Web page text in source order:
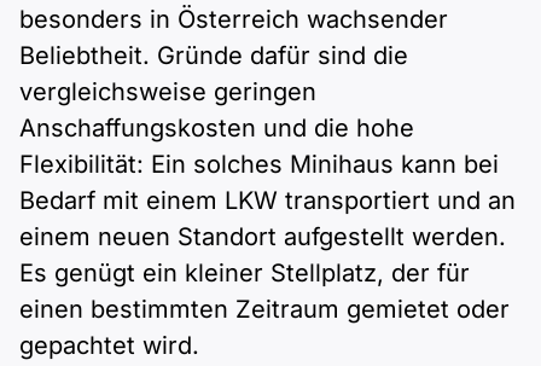
besonders in Österreich wachsender
Beliebtheit. Gründe dafür sind die
vergleichsweise geringen
Anschaffungskosten und die hohe
Flexibilität: Ein solches Minihaus kann bei
Bedarf mit einem LKW transportiert und an
einem neuen Standort aufgestellt werden.
Es genügt ein kleiner Stellplatz, der für
einen bestimmten Zeitraum gemietet oder
gepachtet wird.